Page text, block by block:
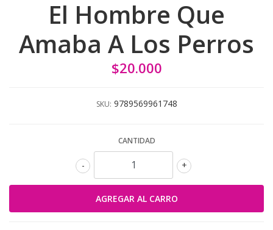
El Hombre Que
Amaba A Los Perros
$20.000
SKU: 9789569961748
CANTIDAD
+
-